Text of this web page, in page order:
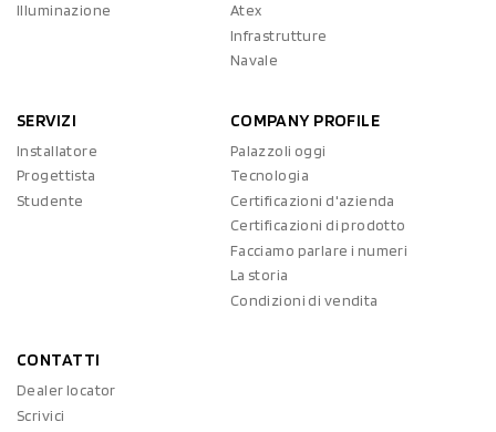
Illuminazione
Atex
Infrastrutture
Navale
SERVIZI
Installatore
Progettista
Studente
COMPANY PROFILE
Palazzoli oggi
Tecnologia
Certificazioni d'azienda
Certificazioni di prodotto
Facciamo parlare i numeri
La storia
Condizioni di vendita
CONTATTI
Dealer locator
Scrivici